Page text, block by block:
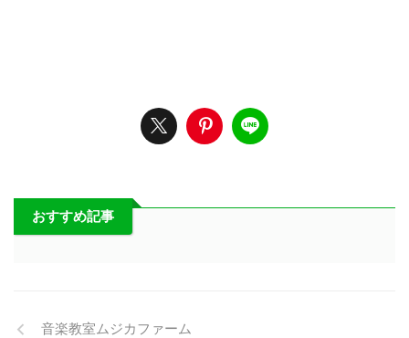
おすすめ記事
音楽教室ムジカファーム